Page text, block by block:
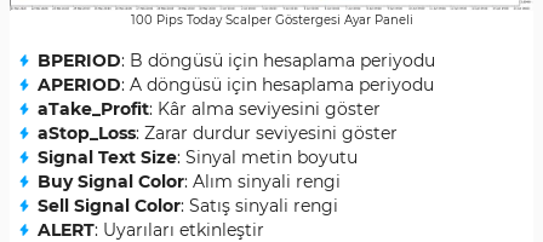
100 Pips Today Scalper Göstergesi Ayar Paneli
BPERIOD: B döngüsü için hesaplama periyodu
APERIOD: A döngüsü için hesaplama periyodu
aTake_Profit: Kâr alma seviyesini göster
aStop_Loss: Zarar durdur seviyesini göster
Signal Text Size: Sinyal metin boyutu
Buy Signal Color: Alım sinyali rengi
Sell Signal Color: Satış sinyali rengi
ALERT: Uyarıları etkinleştir